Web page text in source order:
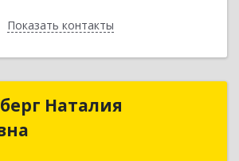
Показать контакты
Назад
Наталия
Файерберг Наталия